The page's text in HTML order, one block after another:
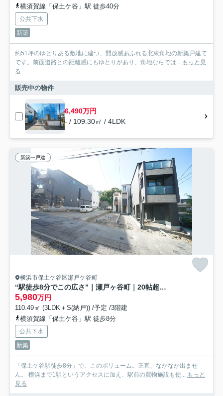
横須賀線「保土ケ谷」駅 徒歩40分
公共下水
新築
約51坪のゆとりある敷地に建つ、開放感あふれる北東角地の新築戸建て
です。前面道路との距離感にもゆとりがあり、角地ならでは... もっと見
る
販売中の物件
6,490万円
- / 109.30㎡ / 4LDK
新築一戸建
横浜市保土ケ谷区瀬戸ケ谷町
“駅徒歩8分でこの広さ”｜瀬戸ヶ谷町｜20帖超LDK×ルーフバルコニー×床暖房の全8棟★仲介手数料無料★
5,980万円
110.49㎡ (3LDK＋S(納戸)) /予定 /3階建
横須賀線「保土ケ谷」駅 徒歩8分
公共下水
新築
「保土ケ谷駅徒歩8分」で、このボリューム。正直、なかなか出ませ
ん。 横浜まで1駅というアクセスに加え、駅前の買物施設も使... もっと
見る